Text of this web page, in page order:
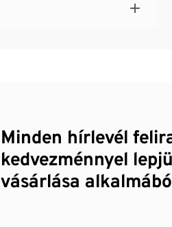
Minden hírlevél
kedvezménnyel
vásárlása